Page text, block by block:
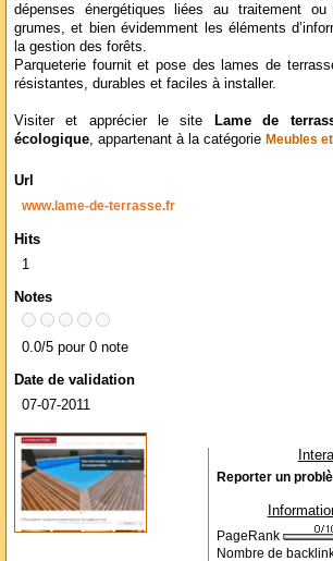
dépenses énergétiques liées au traitement
grumes, et bien évidemment les éléments
la gestion des forêts.
Parqueterie fournit et pose des lames de
résistantes, durables et faciles à installer.
Visiter et apprécier le site
Lame de
écologique, appartenant à la catégorie Meubles
Url
www.lame-de-terrasse.fr
Hits
1
Notes
0.0/5 pour 0 note
Date de validation
07-07-2011
Reporter un
PageRank
Nombre de